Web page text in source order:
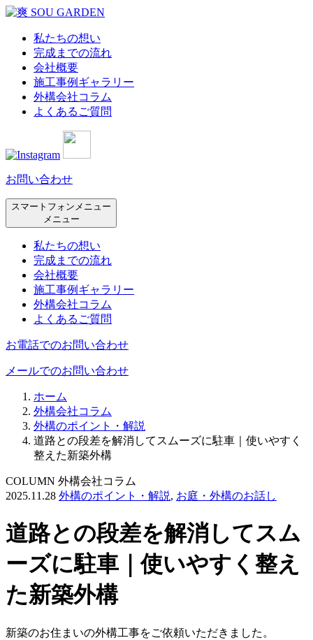
私たちの想い
完成までの流れ
会社概要
施工事例ギャラリー
外構会社コラム
よくあるご質問
お問い合わせ
スマートフォンメニュー
メニュー
私たちの想い
完成までの流れ
会社概要
施工事例ギャラリー
外構会社コラム
よくあるご質問
お電話でのお問い合わせ
メールでのお問い合わせ
ホーム
外構会社コラム
外構のポイント・解説
道路との段差を解消してスムーズに駐車｜使いやすく
整えた新築外構
COLUMN 外構会社コラム
2025.11.28 外構のポイント・解説, お庭・外構のお話し
道路との段差を解消してスム
ーズに駐車｜使いやすく整え
た新築外構
新築のお住まいの外構工事をご依頼いただきました。